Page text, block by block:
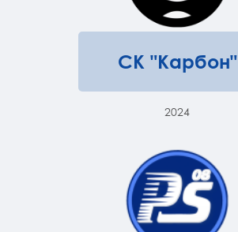
СК "Карбон"
2024